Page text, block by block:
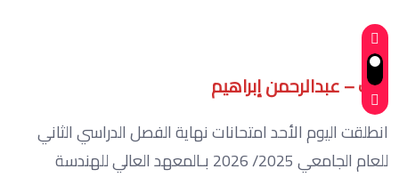
كتب – عبدالرحمن إبراهيم
انطلقت اليوم الأحد امتحانات نهاية الفصل الدراسي الثاني
للعام الجامعي 2025/ 2026 بـالمعهد العالي للهندسة